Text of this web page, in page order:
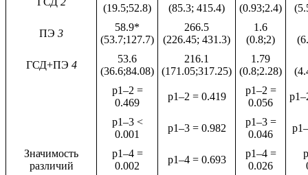
(19.5;52.8)
(85.3; 415.4)
(0.93;2.4)
ПЭ 3
58.9*
(53.7;127.7)
266.5
(226.45; 431.3)
1.6
(0.8;2)
ГСД+ПЭ 4
53.6
(36.6;84.08)
216.1
(171.05;317.25)
1.79
(0.8;2.28)
Значимость
различий
p1–2 =
0.469
p1–2 = 0.419
p1–2 =
0.056
p1–3 <
0.001
p1–3 = 0.982
p1–3 =
0.046
p1–4 =
0.002
p1–4 = 0.693
p1–4 =
0.026